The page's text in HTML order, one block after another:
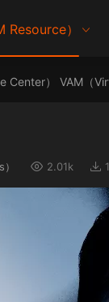
Resource）
Center） VAM（
2.01k